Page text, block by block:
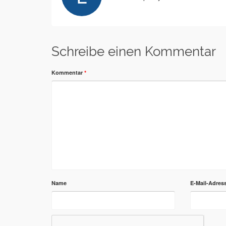
Schreibe einen Kommentar
Kommentar *
Name E-Mail-